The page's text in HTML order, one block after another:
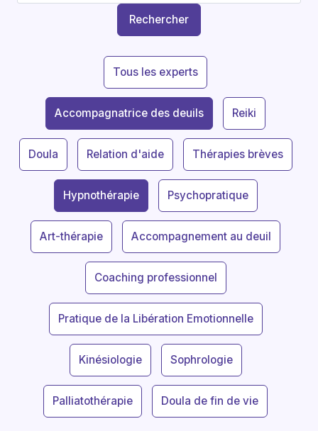
Rechercher
Tous les experts
Accompagnatrice des deuils Reiki
Doula Relation d'aide Thérapies brèves
Hypnothérapie Psychopratique
Art-thérapie Accompagnement au deuil
Coaching professionnel
Pratique de la Libération Emotionnelle
Kinésiologie Sophrologie
Palliatothérapie Doula de fin de vie